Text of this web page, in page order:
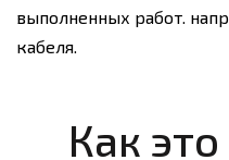
выполненных работ.
кабеля.
Как